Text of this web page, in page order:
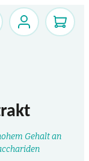
Gehalt an